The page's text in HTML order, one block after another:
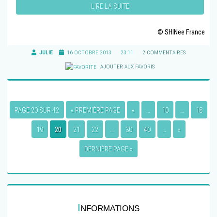
LIRE LA SUITE
© SHINee France
JULIE 16 OCTOBRE 2013 23:11 2 COMMENTAIRES
AJOUTER AUX FAVORIS
PAGE 20 SUR 42 « PREMIÈRE PAGE « … 10 … 18
19 20 21 22 … 30 40 … »
DERNIÈRE PAGE »
INFORMATIONS